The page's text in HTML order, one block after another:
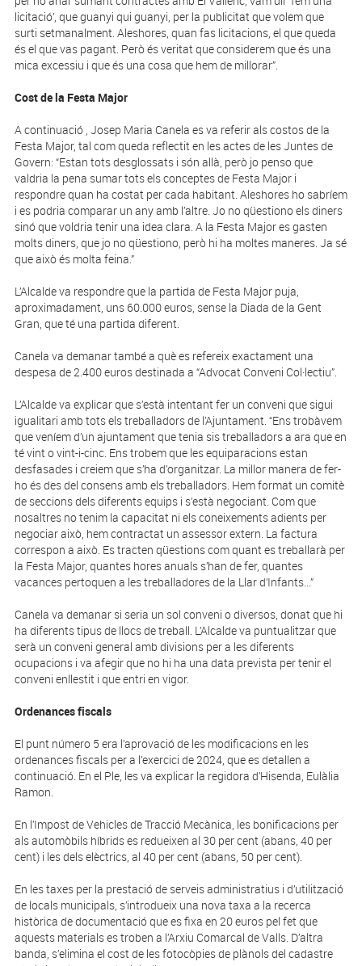
licitació’, que guanyi qui guanyi, per la publicitat que volem que
surti setmanalment. Aleshores, quan fas licitacions, el que queda
és el que vas pagant. Però és veritat que considerem que és una
mica excessiu i que és una cosa que hem de millorar”.
Cost de la Festa Major
A continuació , Josep Maria Canela es va referir als costos de la
Festa Major, tal com queda reflectit en les actes de les Juntes de
Govern: “Estan tots desglossats i són allà, però jo penso que
valdria la pena sumar tots els conceptes de Festa Major i
respondre quan ha costat per cada habitant. Aleshores ho sabríem
i es podria comparar un any amb l’altre. Jo no qüestiono els diners
sinó que voldria tenir una idea clara. A la Festa Major es gasten
molts diners, que jo no qüestiono, però hi ha moltes maneres. Ja sé
que això és molta feina.”
L’Alcalde va respondre que la partida de Festa Major puja,
aproximadament, uns 60.000 euros, sense la Diada de la Gent
Gran, que té una partida diferent.
Canela va demanar també a què es refereix exactament una
despesa de 2.400 euros destinada a “Advocat Conveni Col·lectiu”.
L’Alcalde va explicar que s’està intentant fer un conveni que sigui
igualitari amb tots els treballadors de l’Ajuntament. “Ens trobàvem
que veníem d’un ajuntament que tenia sis treballadors a ara que en
té vint o vint-i-cinc. Ens trobem que les equiparacions estan
desfasades i creiem que s’ha d’organitzar. La millor manera de fer-
ho és des del consens amb els treballadors. Hem format un comitè
de seccions dels diferents equips i s’està negociant. Com que
nosaltres no tenim la capacitat ni els coneixements adients per
negociar això, hem contractat un assessor extern. La factura
correspon a això. Es tracten qüestions com quant es treballarà per
la Festa Major, quantes hores anuals s’han de fer, quantes
vacances pertoquen a les treballadores de la Llar d’Infants...”
Canela va demanar si seria un sol conveni o diversos, donat que hi
ha diferents tipus de llocs de treball. L’Alcalde va puntualitzar que
serà un conveni general amb divisions per a les diferents
ocupacions i va afegir que no hi ha una data prevista per tenir el
conveni enllestit i que entri en vigor.
Ordenances fiscals
El punt número 5 era l’aprovació de les modificacions en les
ordenances fiscals per a l’exercici de 2024, que es detallen a
continuació. En el Ple, les va explicar la regidora d’Hisenda, Eulàlia
Ramon.
En l’Impost de Vehicles de Tracció Mecànica, les bonificacions per
als automòbils híbrids es redueixen al 30 per cent (abans, 40 per
cent) i les dels elèctrics, al 40 per cent (abans, 50 per cent).
En les taxes per la prestació de serveis administratius i d’utilització
de locals municipals, s’introdueix una nova taxa a la recerca
històrica de documentació que es fixa en 20 euros pel fet que
aquests materials es troben a l’Arxiu Comarcal de Valls. D’altra
banda, s’elimina el cost de les fotocòpies de plànols del cadastre